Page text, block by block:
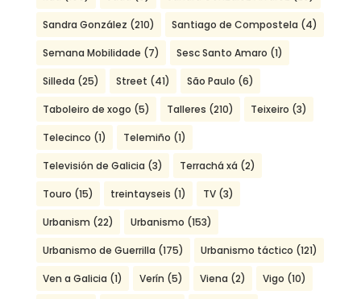
Sandra González (210) Santiago de Compostela (4)
Semana Mobilidade (7) Sesc Santo Amaro (1)
Silleda (25) Street (41) São Paulo (6)
Taboleiro de xogo (5) Talleres (210) Teixeiro (3)
Telecinco (1) Telemiño (1)
Televisión de Galicia (3) Terrachá xá (2)
Touro (15) treintayseis (1) TV(3)
Urbanism (22) Urbanismo (153)
Urbanismo de Guerrilla (175) Urbanismo táctico (121)
Ven a Galicia (1) Verín (5) Viena (2) Vigo (10)